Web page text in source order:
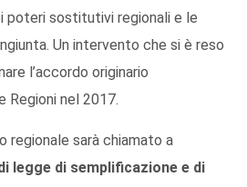
poteri sostitutivi regionali e le
Un intervento che si è reso
l’accordo originario
nel 2017.
regionale sarà chiamato a
legge di semplificazione e di